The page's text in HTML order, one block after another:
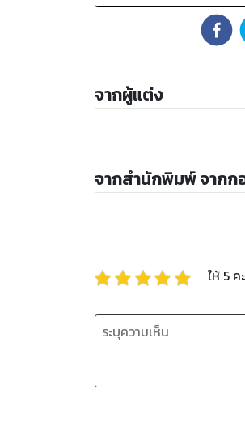
จากผู้แต่ง
จากสำนักพิมพ์ จาก
ให้ 5 ค